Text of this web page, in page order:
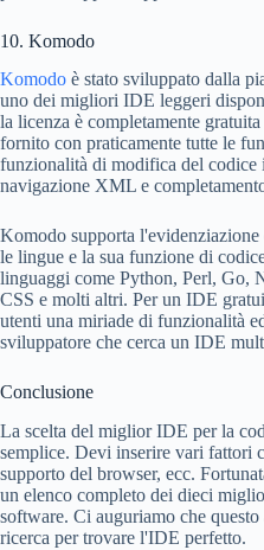
10. Komodo
Komodo è stato sviluppato dalla
uno dei migliori IDE leggeri
la licenza è completamente
fornito con praticamente tutte le
funzionalità di modifica del codice
navigazione XML e
Komodo supporta l'evidenziazione
le lingue e la sua funzione di
linguaggi come Python, Perl, Go,
CSS e molti altri. Per un IDE
utenti una miriade di funzionalità
sviluppatore che cerca un IDE
Conclusione
La scelta del miglior IDE per la
semplice. Devi inserire vari fattori
supporto del browser, ecc.
un elenco completo dei dieci
software. Ci auguriamo che
ricerca per trovare l'IDE perfetto.